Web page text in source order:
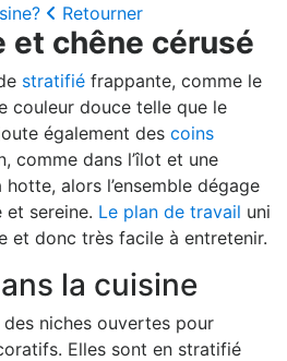
Retourner
et chêne cérusé
stratifié frappante, comme le
couleur douce telle que le
également des coins
comme dans l’îlot et une
alors l’ensemble dégage
et sereine. Le plan de travail uni
et donc très facile à entretenir.
la cuisine
des niches ouvertes pour
Elles sont en stratifié